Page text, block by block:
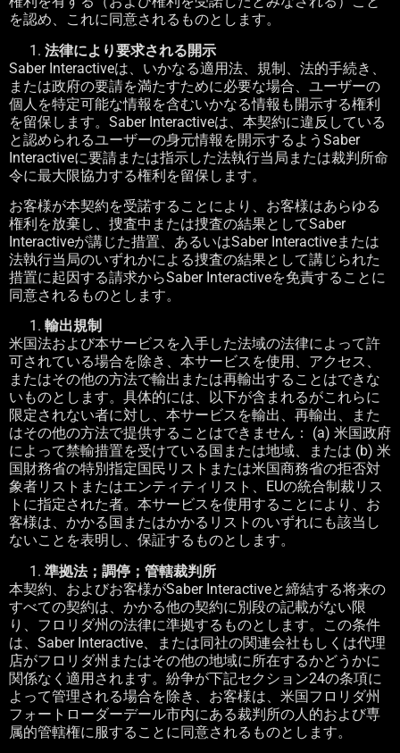
を認め、これに同意されるものとします。
法律により要求される開示
Saber Interactiveは、いかなる適用法、規制、法的手続き、
または政府の要請を満たすために必要な場合、ユーザーの
個人を特定可能な情報を含むいかなる情報も開示する権利
を留保します。 Saber Interactiveは、本契約に違反している
と認められるユーザーの身元情報を開示するよう Saber
Interactiveに要請または指示した法執行当局または裁判所命
令に最大限協力する権利を留保します。
お客様が本契約を受諾することにより、お客様はあらゆる
権利を放棄し、捜査中または捜査の結果としてSaber
Interactiveが講じた措置、あるいはSaber Interactiveまたは
法執行当局のいずれかによる捜査の結果として講じられた
措置に起因する請求からSaber Interactiveを免責することに
同意されるものとします。
輸出規制
米国法および本サービスを入手した法域の法律によって許
可されている場合を除き、本サービスを使用、アクセス、
またはその他の方法で輸出または再輸出することはできな
いものとします。具体的には、以下が含まれるがこれらに
限定されない者に対し、本サービスを輸出、再輸出、また
はその他の方法で提供することはできません：
(a) 米国政府
によって禁輸措置を受けている国または地域、または (b) 米
国財務省の特別指定国民リストまたは米国商務省の拒否対
象者リストまたはエンティティリスト、
EUの統合制裁リス
トに指定された者。本サービスを使用することにより、お
客様は、かかる国またはかかるリストのいずれにも該当し
ないことを表明し、保証するものとします。
準拠法；調停；管轄裁判所
本契約、およびお客様がSaber Interactiveと締結する将来の
すべての契約は、かかる他の契約に別段の記載がない限
り、フロリダ州の法律に準拠するものとします。この条件
は、 Saber Interactive、または同社の関連会社もしくは代理
店がフロリダ州またはその他の地域に所在するかどうかに
関係なく適用されます。紛争が下記セクション24の条項に
よって管理される場合を除き、お客様は、米国フロリダ州
フォートローダーデール市内にある裁判所の人的および専
属的管轄権に服することに同意されるものとします。